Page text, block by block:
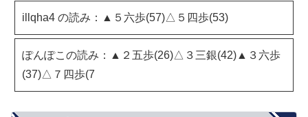
illqha4 の読み：▲５六歩(57)△５四歩(53)
ぽんぽこの読み：▲２五歩(26)△３三銀(42)▲３六歩
(37)△７四歩(7